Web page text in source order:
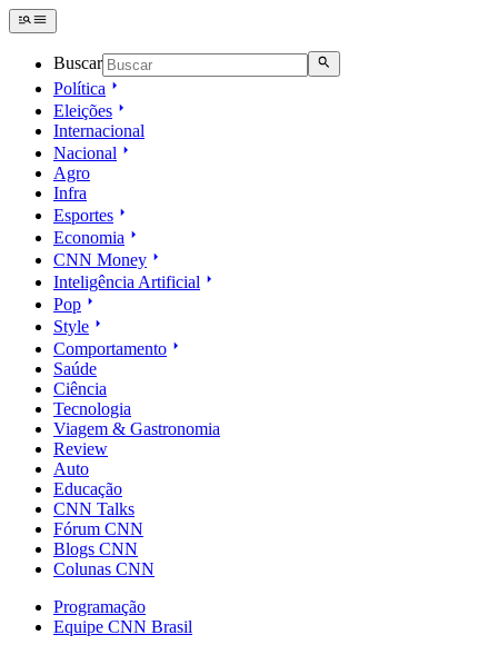
Buscar
Política
Eleições
Internacional
Nacional
Agro
Infra
Esportes
Economia
CNN Money
Inteligência Artificial
Pop
Style
Comportamento
Saúde
Ciência
Tecnologia
Viagem & Gastronomia
Review
Auto
Educação
CNN Talks
Fórum CNN
Blogs CNN
Colunas CNN
Programação
Equipe CNN Brasil